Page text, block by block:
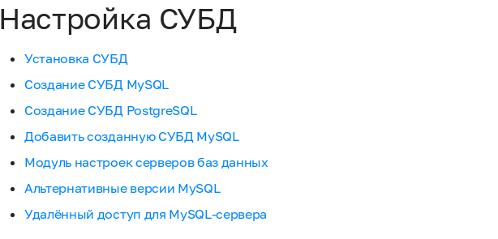
Настройка СУБД
Установка СУБД
Создание СУБД MySQL
Создание СУБД PostgreSQL
Добавить созданную СУБД MySQL
Модуль настроек серверов баз данных
Альтернативные версии MySQL
Удалённый доступ для MySQL-сервера